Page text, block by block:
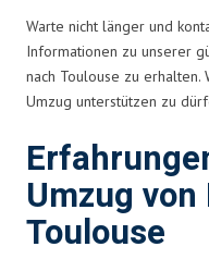
Warte nicht länger und
Informationen zu unserer
nach Toulouse zu
Umzug unterstützen zu
Umzug
Toulouse